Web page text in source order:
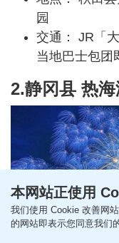
园
交通： JR「
当地巴士包团
2.静冈县 热
本网站正使用
我们使用 Cookie 改善网
的网站即表示您同意我们